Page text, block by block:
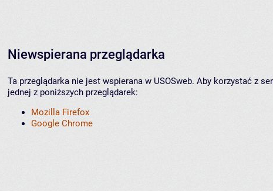
Niewspierana przeglądarka
Ta przeglądarka nie jest wspierana w USOSweb. Aby korzystać z
jednej z poniższych przeglądarek:
Mozilla Firefox
Google Chrome